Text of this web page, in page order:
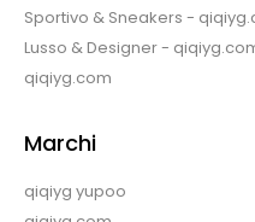
Sportivo & Sneakers -
Lusso & Designer -
qiqiyg.com
Marchi
qiqiyg yupoo